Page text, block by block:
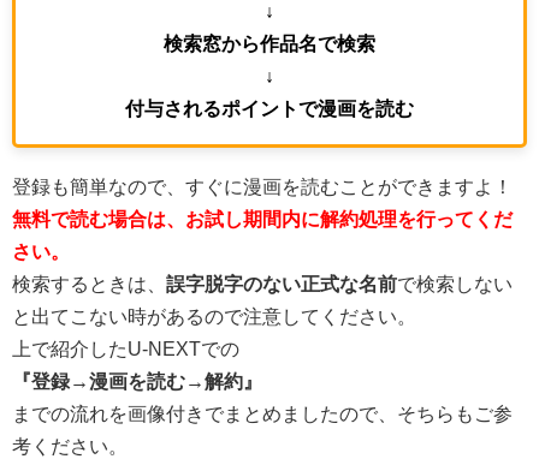
↓
検索窓から作品名で検索
↓
付与されるポイントで漫画を読む
登録も簡単なので、すぐに漫画を読むことができますよ！
無料で読む場合は、お試し期間内に解約処理を行ってくだ
さい。
検索するときは、 誤字脱字のない正式な名前で検索しない
と出てこない時があるので注意してください。
上で紹介したU-NEXTでの
『登録→漫画を読む→解約』
までの流れを画像付きでまとめましたので、そちらもご参
考ください。